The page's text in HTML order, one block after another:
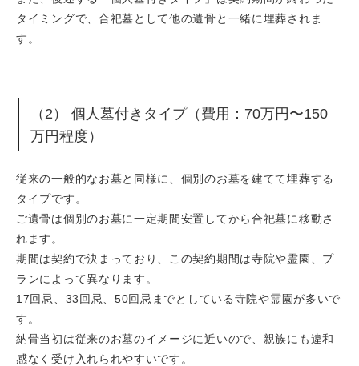
タイミングで、合祀墓として他の遺骨と一緒に埋葬されま
す。
（2） 個人墓付きタイプ（費用：70万円〜150
万円程度）
従来の一般的なお墓と同様に、個別のお墓を建てて埋葬する
タイプです。
ご遺骨は個別のお墓に一定期間安置してから合祀墓に移動さ
れます。
期間は契約で決まっており、この契約期間は寺院や霊園、プ
ランによって異なります。
17回忌、33回忌、50回忌までとしている寺院や霊園が多いで
す。
納骨当初は従来のお墓のイメージに近いので、親族にも違和
感なく受け入れられやすいです。